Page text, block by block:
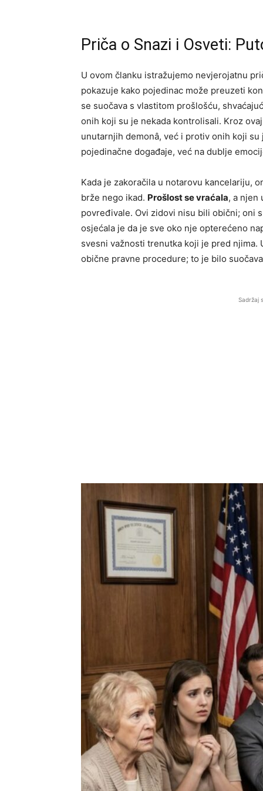
Priča o Snazi i Osveti:
U ovom članku istražujemo nevjerojatnu
pokazuje kako pojedinac može preuzeti
se suočava s vlastitom prošlošću,
onih koji su je nekada kontrolisali. Kroz
unutarnjih demonâ, već i protiv onih koji
pojedinačne događaje, već na dublje
Kada je zakoračila u notarovu kancelariju,
brže nego ikad. Prošlost se vraćala, a njen
povređivale. Ovi zidovi nisu bili obični; oni
osjećala je da je sve oko nje opterećeno
svesni važnosti trenutka koji je pred
obične pravne procedure; to je bilo
Sadržaj